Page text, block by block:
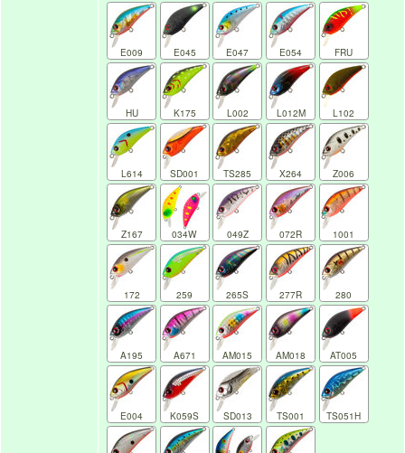
E009 E045 E047 E054 FRU
HU K175 L002 L012M L102
L614 SD001 TS285 X264 Z006
Z167 034W 049Z 072R 1001
172 259 265S 277R 280
A195 A671 AM015 AM018 AT005
E004 K059S SD013 TS001 TS051H